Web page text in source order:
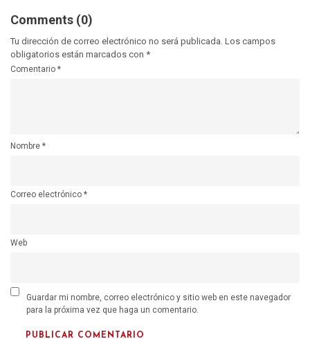
Comments (0)
Tu dirección de correo electrónico no será publicada. Los campos
obligatorios están marcados con *
Comentario *
Nombre *
Correo electrónico *
Web
Guardar mi nombre, correo electrónico y sitio web en este navegador
para la próxima vez que haga un comentario.